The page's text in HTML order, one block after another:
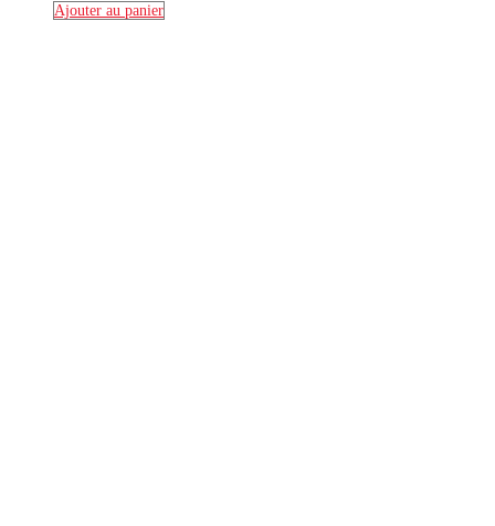
Ajouter au panier